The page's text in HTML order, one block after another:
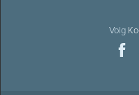
Volg